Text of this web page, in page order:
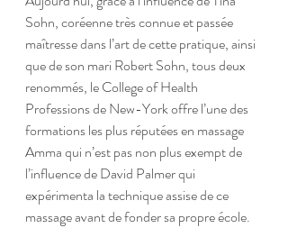
Sohn, coréenne très connue et passée
maîtresse dans l’art de cette pratique, ainsi
que de son mari Robert Sohn, tous deux
renommés, le College of Health
Professions de New-York offre l’une des
formations les plus réputées en massage
Amma qui n’est pas non plus exempt de
l’influence de David Palmer qui
expérimenta la technique assise de ce
massage avant de fonder sa propre école.